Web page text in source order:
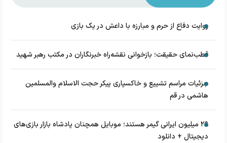
روایت دفاع از حرم و مبارزه با داعش در یک بازی
قطب‌نمای حقیقت؛ بازخوانی نقشه‌راه خبرنگاران در مکتب رهبر شهید
جزئیات مراسم تشییع و خاکسپاری پیکر حجت الاسلام والمسلمین
هاشمی در قم
۲۹ میلیون ایرانی گیمر هستند؛ موبایل همچنان پادشاه بازار بازی‌های
دیجیتال + دانلود